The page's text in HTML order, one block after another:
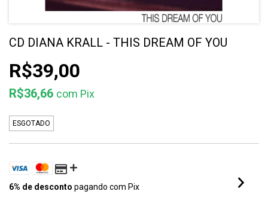
CD DIANA KRALL - THIS DREAM OF YOU
R$39,00
R$36,66 com Pix
ESGOTADO
6% de desconto pagando com Pix